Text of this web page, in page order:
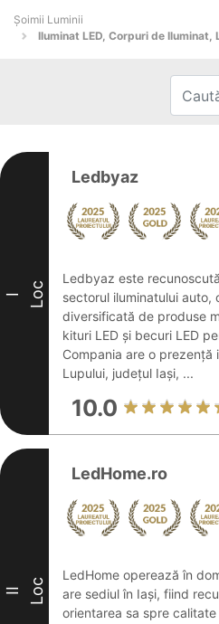
Șoimii Luminii
Iluminat LED, Corpuri de Iluminat,
I Loc
Ledbyaz
Ledbyaz este
sectorul iluminatului auto,
diversificată de produse
kituri LED și becuri LED
Compania are o prezență
Lupului, județul Iași, ...
10.0
II Loc
LedHome.ro
LedHome operează în
are sediul în Iași, fiind
orientarea sa spre